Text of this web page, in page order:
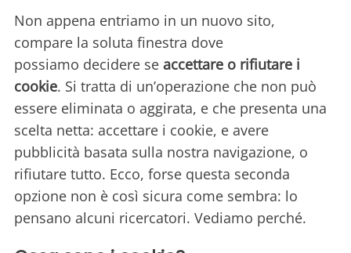
Non appena entriamo in un nuovo sito,
compare la soluta finestra dove
possiamo decidere se accettare o rifiutare i
cookie. Si tratta di un’operazione che non può
essere eliminata o aggirata, e che presenta una
scelta netta: accettare i cookie, e avere
pubblicità basata sulla nostra navigazione, o
rifiutare tutto. Ecco, forse questa seconda
opzione non è così sicura come sembra: lo
pensano alcuni ricercatori. Vediamo perché.